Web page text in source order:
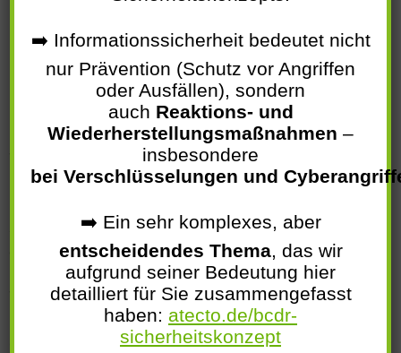
Die IT Infrastruktur (physisch oder virtuell) Ihres
Unternehmens ist der Bereich, in dem so gut wie alle
Unterlagen, die ihr Unternehmen und vor allem ihren
Wettbewerbsvorteil ausmachen, liegen: hier reden wir zum
Beispiel über Verträge, Patente, über Service- oder
Schlicht die hoch sensiblen Daten Ihrer Personalabteilung
oder Buchhaltung.
Wir stellen sicher, dass Ihre sensiblen Daten vor
Manipulation, Verlust oder unberechtigter Kenntnisnahme
geschützt sind. Sprechen Sie uns jeder Zeit an!
➡️ Informationssicherheit bedeutet nicht
nur Prävention (Schutz vor Angriffen
oder Ausfällen), sondern
auch Reaktions- und
Wiederherstellungsmaßnahmen –
insbesondere
bei Verschlüsselungen und
➡️ Ein sehr komplexes, aber
entscheidendes Thema, das wir
aufgrund seiner Bedeutung hier
detailliert für Sie zusammengefasst
haben: atecto.de/bcdr-
sicherheitskonzept